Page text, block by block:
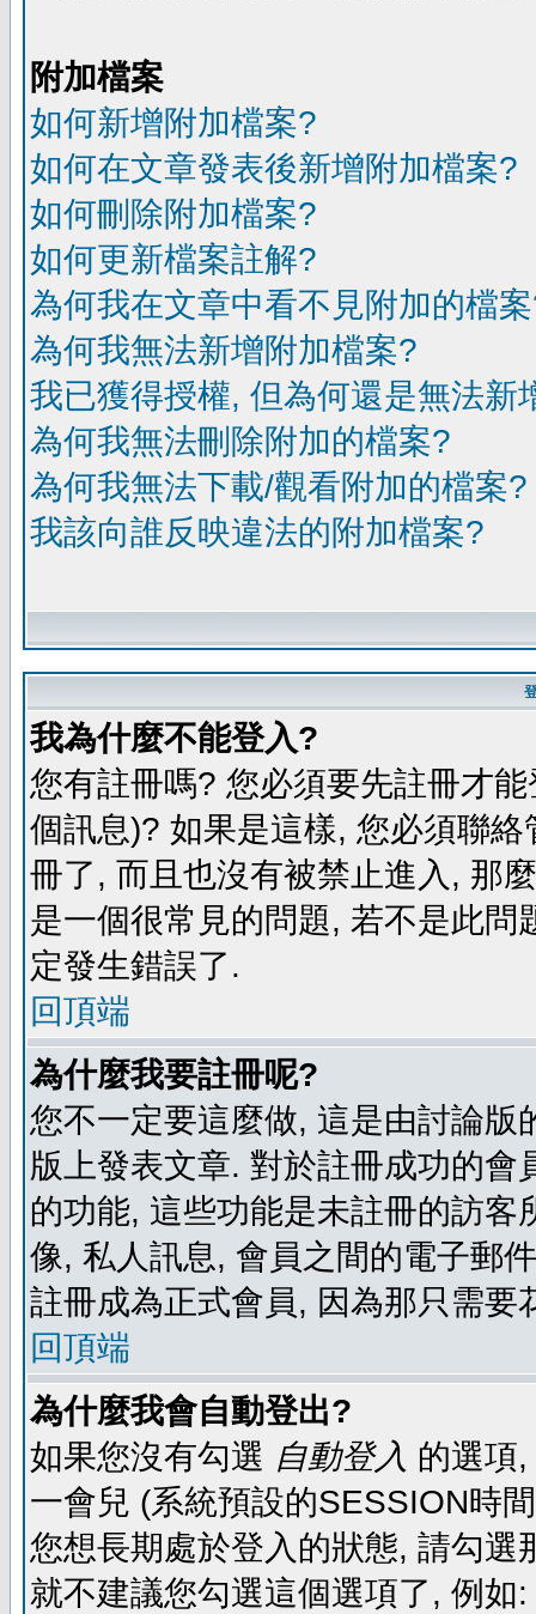
附加檔案
如何新增附加檔案?
如何在文章發表後新增附加檔案?
如何刪除附加檔案?
如何更新檔案註解?
為何我在文章中看不見附加的檔
為何我無法新增附加檔案?
我已獲得授權, 但為何還是無法新
為何我無法刪除附加的檔案?
為何我無法下載/觀看附加的檔案?
我該向誰反映違法的附加檔案?
我為什麼不能登入?
您有註冊嗎? 您必須要先註冊才
個訊息)? 如果是這樣, 您必須聯
冊了, 而且也沒有被禁止進入, 那
是一個很常見的問題, 若不是此
定發生錯誤了.
回頂端
為什麼我要註冊呢?
您不一定要這麼做, 這是由討論
版上發表文章. 對於註冊成功的
的功能, 這些功能是未註冊的訪
像, 私人訊息, 會員之間的電子郵
註冊成為正式會員, 因為那只需要
回頂端
為什麼我會自動登出?
如果您沒有勾選 自動登入 的選項
一會兒 (系統預設的SESSION時
您想長期處於登入的狀態, 請勾
就不建議您勾選這個選項了, 例